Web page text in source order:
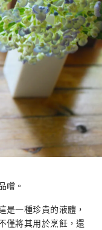
嚐。
是一種珍貴的液體，
僅將其用於烹飪，還